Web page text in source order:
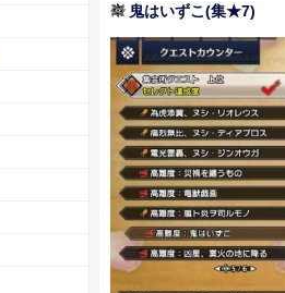
鬼はいずこ(集★7)